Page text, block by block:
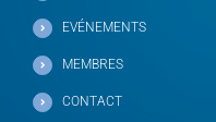
EVÉNEMENTS
MEMBRES
CONTACT